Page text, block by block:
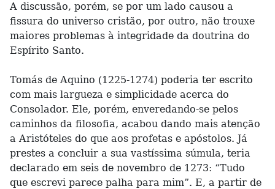
A discussão, porém, se por um lado causou a
fissura do universo cristão, por outro, não trouxe
maiores problemas à integridade da doutrina do
Espírito Santo.
Tomás de Aquino (1225-1274) poderia ter escrito
com mais largueza e simplicidade acerca do
Consolador. Ele, porém, enveredando-se pelos
caminhos da filosofia, acabou dando mais atenção
a Aristóteles do que aos profetas e apóstolos. Já
prestes a concluir a sua vastíssima súmula, teria
declarado em seis de novembro de 1273: “Tudo
que escrevi parece palha para mim”. E, a partir de